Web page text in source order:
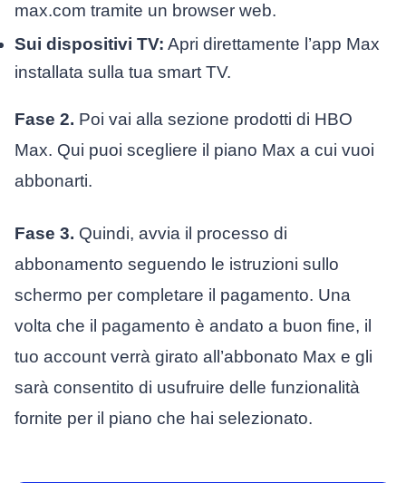
max.com tramite un browser web.
Sui dispositivi TV: Apri direttamente l’app Max
installata sulla tua smart TV.
Fase 2. Poi vai alla sezione prodotti di HBO
Max. Qui puoi scegliere il piano Max a cui vuoi
abbonarti.
Fase 3. Quindi, avvia il processo di
abbonamento seguendo le istruzioni sullo
schermo per completare il pagamento. Una
volta che il pagamento è andato a buon fine, il
tuo account verrà girato all’abbonato Max e gli
sarà consentito di usufruire delle funzionalità
fornite per il piano che hai selezionato.